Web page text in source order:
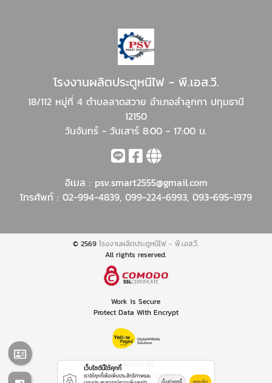
โรงงานผลิตประตูหนีไฟ - พี.เอส.วี.
18/112 หมู่ที่ 4 ตำบลลาดสวาย อำเภอลำลูกกา ปทุมธานี
12150
วันจันทร์ - วันเสาร์ 8:00 - 17:00 น.
อีเมล : psv.smart2555@gmail.com
โทรศัพท์ : 02-994-4839, 099-224-6993, 093-695-1979
© 2569โรงงานผลิตประตูหนีไฟ - พี.เอส.วี.
All rights reserved.
Work is Secure
Protect Data With Encrypt
Powered By
Thailand YellowPages
เว็บไซต์นี้ใช้คุกกี้
เราใช้คุกกี้เพื่อเพิ่มประสิทธิภาพและ